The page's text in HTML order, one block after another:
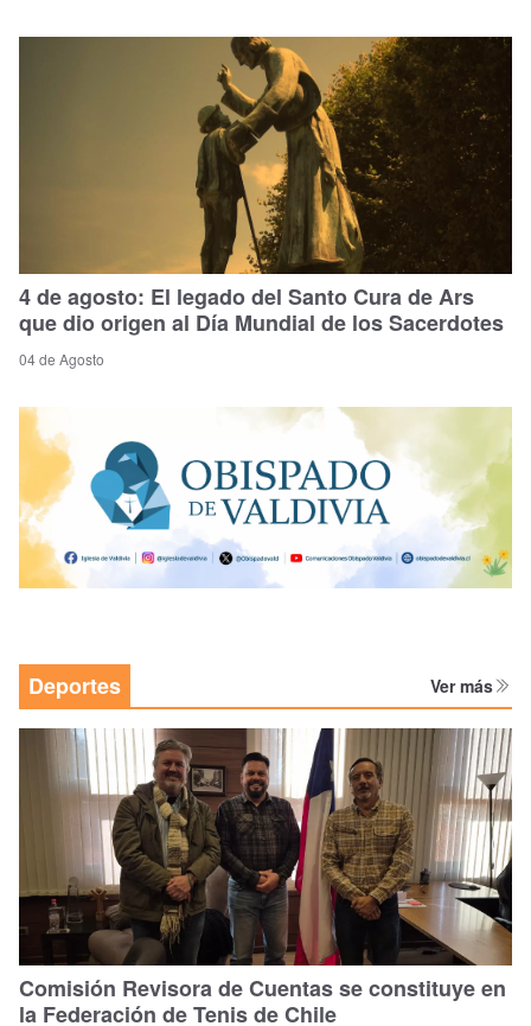
4 de agosto: El legado del Santo Cura de Ars
que dio origen al Día Mundial de los Sacerdotes
04 de Agosto
Deportes Ver más
Comisión Revisora de Cuentas se constituye en
la Federación de Tenis de Chile